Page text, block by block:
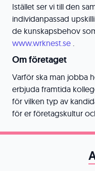
Istället ser vi till den
individanpassad
de kunskapsbehov
www.wrknest.se .
Om företaget
Varför ska man jobba
erbjuda framtida
för vilken typ av
för er företagskultur